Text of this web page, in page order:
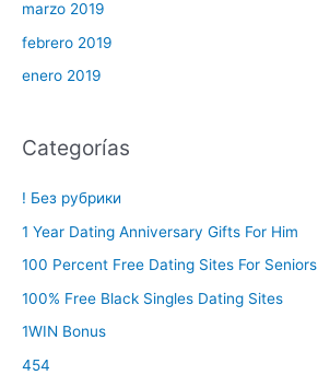
marzo 2019
febrero 2019
enero 2019
Categorías
! Без рубрики
1 Year Dating Anniversary Gifts For Him
100 Percent Free Dating Sites For Seniors
100% Free Black Singles Dating Sites
1WIN Bonus
454